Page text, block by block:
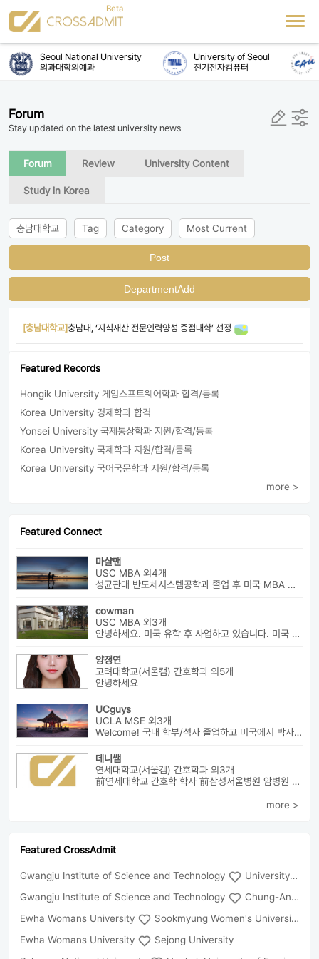
Seoul National University
의과대학의예과
University of Seoul
전기전자컴퓨터
Forum
Stay updated on the latest university news
Forum Review University Content
Study in Korea
충남대학교 Tag Category Most Current
Post
DepartmentAdd
[충남대학교]충남대, ‘지식재산 전문인력양성 중점대학’ 선정
Featured Records
Hongik University 게임스프트웨어학과 합격/등록
Korea University 경제학과 합격
Yonsei University 국제통상학과 지원/합격/등록
Korea University 국제학과 지원/합격/등록
Korea University 국어국문학과 지원/합격/등록
more >
Featured Connect
마샬맨
USC MBA 외4개
성균관대 반도체시스템공학과 졸업 후 미국 MBA 졸업하였습니다.
cowman
USC MBA 외3개
안녕하세요. 미국 유학 후 사업하고 있습니다. 미국 유학 관련 전반...
양정연
고려대학교(서울캠) 간호학과 외5개
안녕하세요
UCguys
UCLA MSE 외3개
Welcome! 국내 학부/석사 졸업하고 미국에서 박사과정 재학중입니다. ...
데니쌤
연세대학교(서울캠) 간호학과 외3개
前연세대학교 간호학 학사 前삼성서울병원 암병원 수술실 RN 前대치동...
more >
Featured CrossAdmit
Gwangju Institute of Science and Technology
University of Seoul
Gwangju Institute of Science and Technology
Chung-Ang University
Ewha Womans University
Sookmyung Women's University
Ewha Womans University
Sejong University